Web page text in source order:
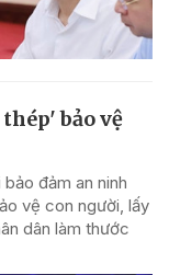
bảo vệ
đảm an ninh
vệ con người, lấy
dân làm thước